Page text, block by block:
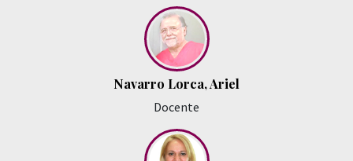
Navarro Lorca, Ariel
Docente